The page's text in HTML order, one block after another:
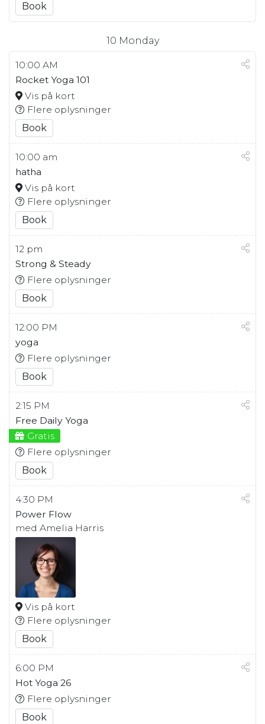
Book
10 Monday
10:00 AM
Rocket Yoga 101
Vis på kort
Flere oplysninger
Book
10:00 am
hatha
Vis på kort
Flere oplysninger
Book
12 pm
Strong & Steady
Flere oplysninger
Book
12:00 PM
yoga
Flere oplysninger
Book
2:15 PM
Free Daily Yoga
Gratis
Flere oplysninger
Book
4:30 PM
Power Flow
med Amelia Harris
Vis på kort
Flere oplysninger
Book
6:00 PM
Hot Yoga 26
Flere oplysninger
Book